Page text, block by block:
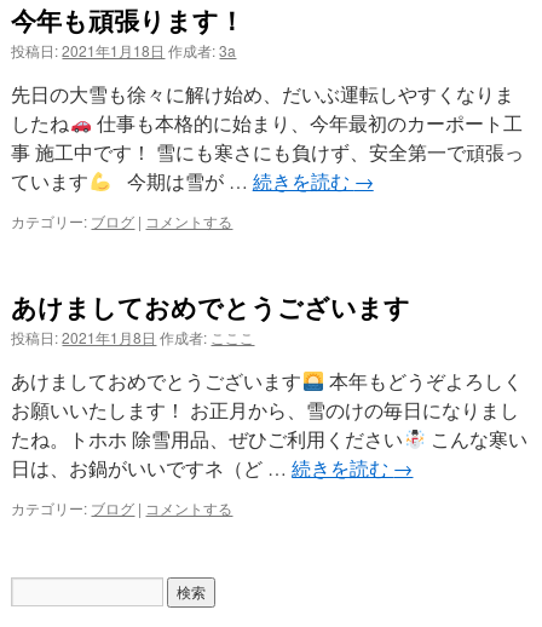
今年も頑張ります！
投稿日: 2021年1月18日 作成者: 3a
先日の大雪も徐々に解け始め、だいぶ運転しやすくなりま
したね
仕事も本格的に始まり、今年最初のカーポート工
事 施工中です！ 雪にも寒さにも負けず、安全第一で頑張っ
ています
今期は雪が … 続きを読む →
カテゴリー: ブログ | コメントする
あけましておめでとうございます
投稿日: 2021年1月8日 作成者: こここ
あけましておめでとうございます
本年もどうぞよろしく
お願いいたします！ お正月から、雪のけの毎日になりまし
たね。トホホ 除雪用品、ぜひご利用ください
こんな寒い
日は、お鍋がいいですネ（ど …続きを読む →
カテゴリー: ブログ | コメントする